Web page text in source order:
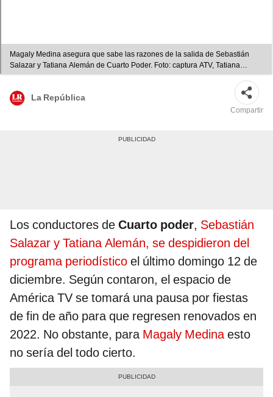
Magaly Medina asegura que sabe las razones de la salida de Sebastián
Salazar y Tatiana Alemán de Cuarto Poder. Foto: captura ATV, Tatiana
Alemán/Instagram
La República
Compartir
Los conductores de Cuarto poder, Sebastián
Salazar y Tatiana Alemán, se despidieron del
programa periodístico el último domingo 12 de
diciembre. Según contaron, el espacio de
América TV se tomará una pausa por fiestas
de fin de año para que regresen renovados en
2022. No obstante, para Magaly Medinaesto
no sería del todo cierto.